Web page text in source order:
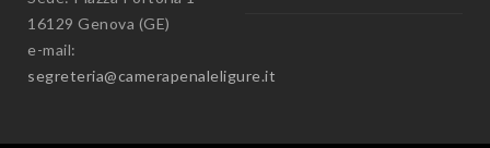
16129 Genova (GE)
e-mail:
segreteria@camerapenaleligure.it